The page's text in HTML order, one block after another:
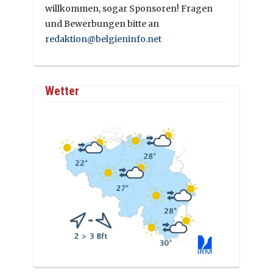
willkommen, sogar Sponsoren! Fragen
und Bewerbungen bitte an
redaktion@belgieninfo.net
Wetter